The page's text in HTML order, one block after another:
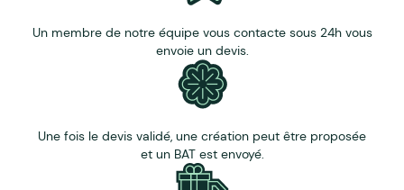
quantité inférieure au minimum indiqué,
contacter notre équipe commerciale.
Un membre de notre équipe vous contacte sous 24h vous
envoie un devis.
Une fois le devis validé, une création peut être proposée
et un BAT est envoyé.